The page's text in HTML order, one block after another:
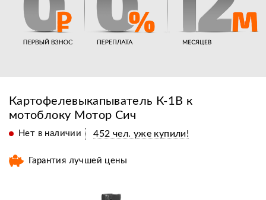
Картофелевыкапыватель К-1В к
мотоблоку Мотор Сич
Нет в наличии 452 чел. уже купили!
Гарантия лучшей цены